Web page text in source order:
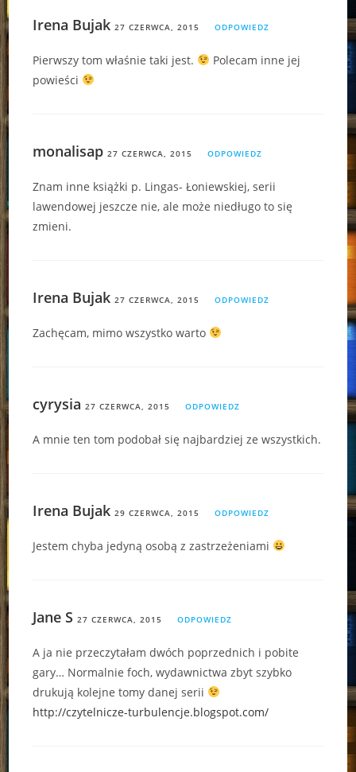
Irena Bujak 27 CZERWCA, 2015 ODPOWIEDZ
Pierwszy tom właśnie taki jest.
Polecam inne jej
powieści
monalisap 27 CZERWCA, 2015 ODPOWIEDZ
Znam inne książki p. Lingas- Łoniewskiej, serii
lawendowej jeszcze nie, ale może niedługo to się
zmieni.
Irena Bujak 27 CZERWCA, 2015 ODPOWIEDZ
Zachęcam, mimo wszystko warto
cyrysia 27 CZERWCA, 2015 ODPOWIEDZ
A mnie ten tom podobał się najbardziej ze wszystkich.
Irena Bujak 29 CZERWCA, 2015 ODPOWIEDZ
Jestem chyba jedyną osobą z zastrzeżeniami
Jane S 27 CZERWCA, 2015 ODPOWIEDZ
A ja nie przeczytałam dwóch poprzednich i pobite
gary… Normalnie foch, wydawnictwa zbyt szybko
drukują kolejne tomy danej serii
http://czytelnicze-turbulencje.blogspot.com/